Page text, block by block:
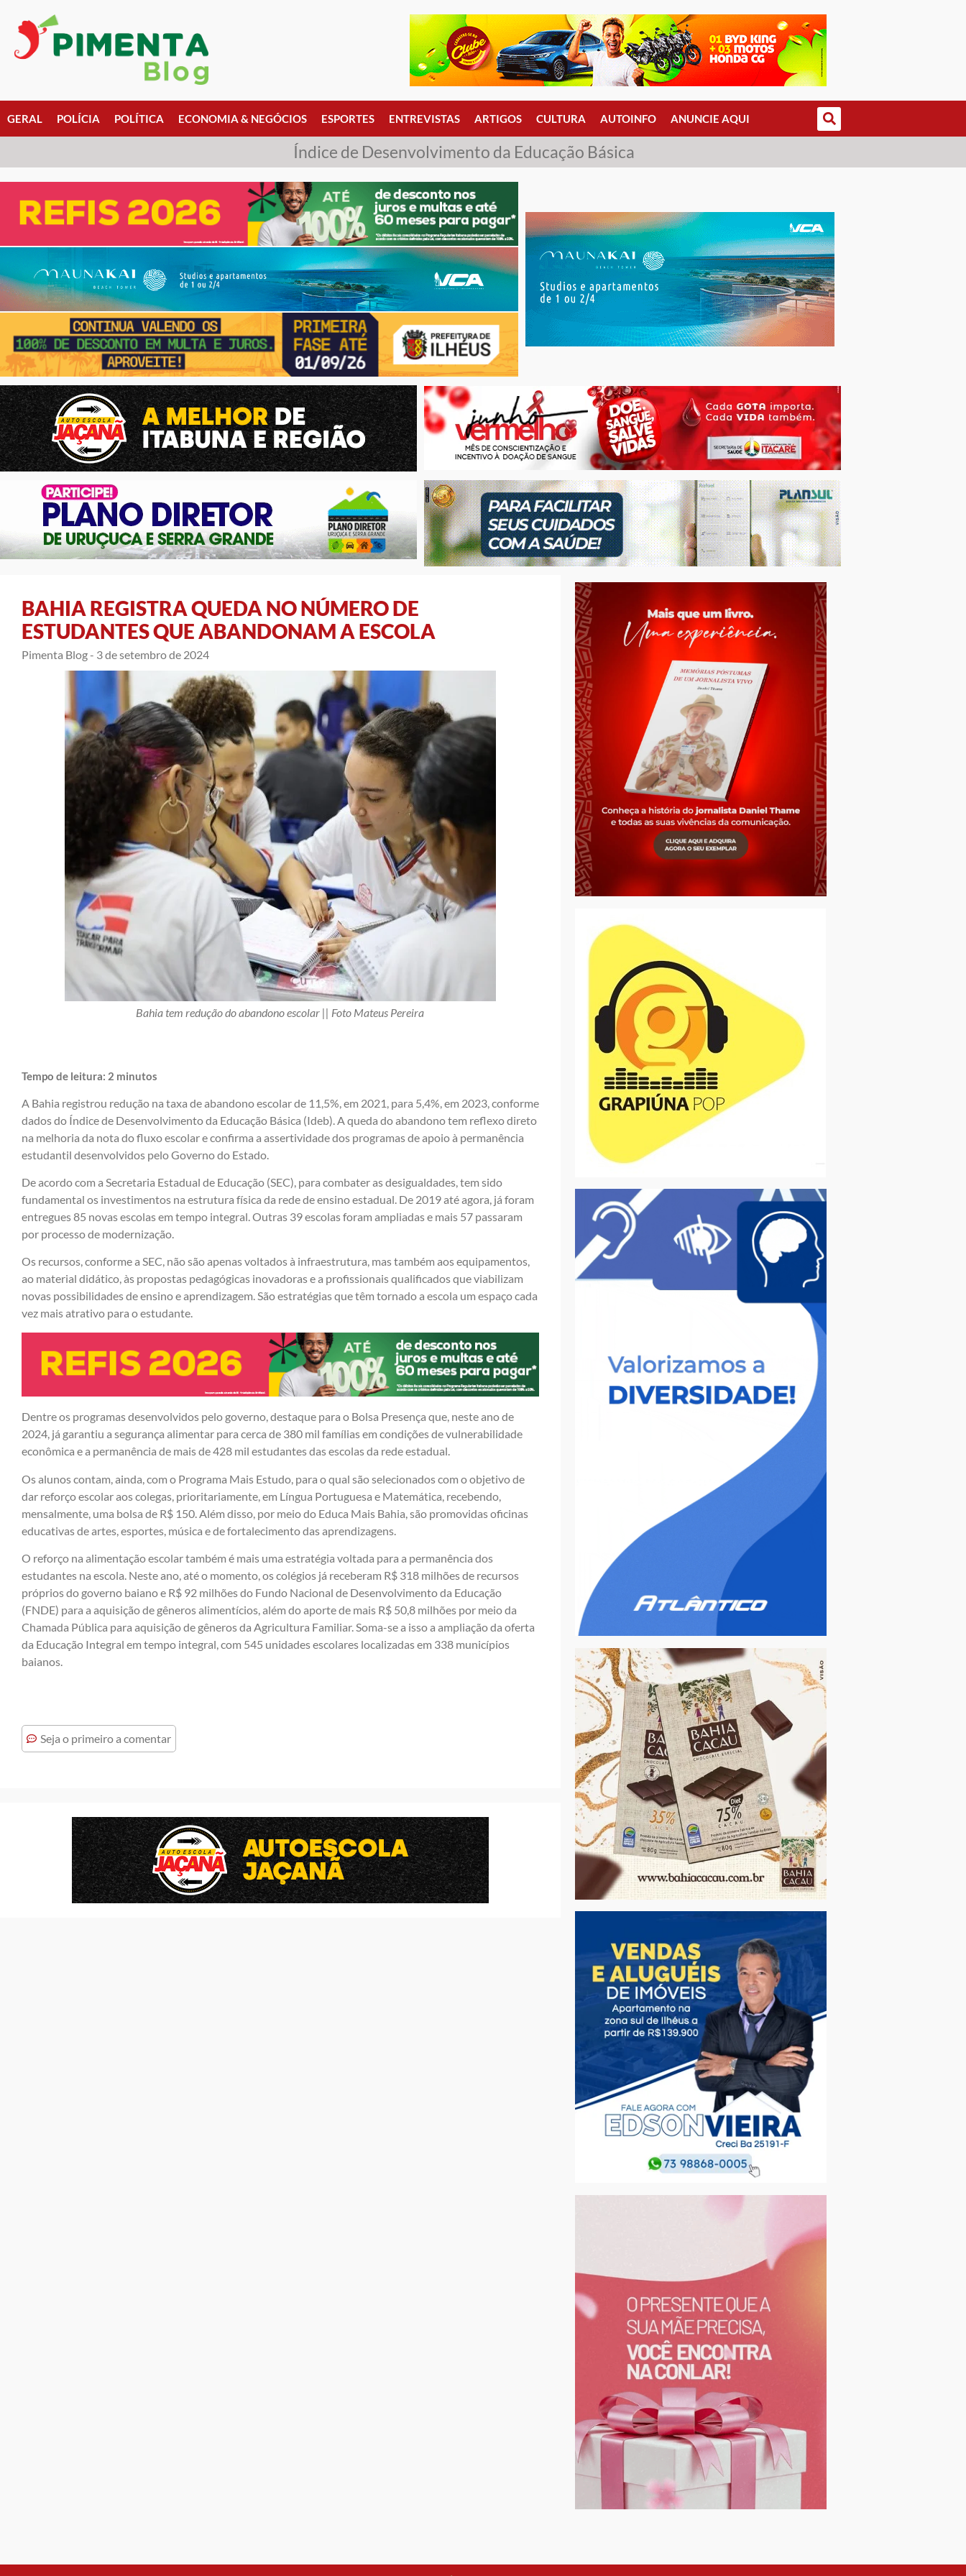
GERAL POLÍCIA POLÍTICA ECONOMIA & NEGÓCIOS ESPORTES ENTREVISTAS ARTIGOS CULTURA AUTOINFO ANUNCIE AQUI
Índice de Desenvolvimento da Educação Básica
BAHIA REGISTRA QUEDA NO NÚMERO DE
ESTUDANTES QUE ABANDONAM A ESCOLA
Pimenta Blog - 3 de setembro de 2024
Bahia tem redução do abandono escolar || Foto Mateus Pereira
Tempo de leitura: 2 minutos
A Bahia registrou redução na taxa de abandono escolar de 11,5%, em 2021, para 5,4%, em 2023, conforme
dados do Índice de Desenvolvimento da Educação Básica (Ideb). A queda do abandono tem reflexo direto
na melhoria da nota do fluxo escolar e confirma a assertividade dos programas de apoio à permanência
estudantil desenvolvidos pelo Governo do Estado.
De acordo com a Secretaria Estadual de Educação (SEC), para combater as desigualdades, tem sido
fundamental os investimentos na estrutura física da rede de ensino estadual. De 2019 até agora, já foram
entregues 85 novas escolas em tempo integral. Outras 39 escolas foram ampliadas e mais 57 passaram
por processo de modernização.
Os recursos, conforme a SEC, não são apenas voltados à infraestrutura, mas também aos equipamentos,
ao material didático, às propostas pedagógicas inovadoras e a profissionais qualificados que viabilizam
novas possibilidades de ensino e aprendizagem. São estratégias que têm tornado a escola um espaço cada
vez mais atrativo para o estudante.
Dentre os programas desenvolvidos pelo governo, destaque para o Bolsa Presença que, neste ano de
2024, já garantiu a segurança alimentar para cerca de 380 mil famílias em condições de vulnerabilidade
econômica e a permanência de mais de 428 mil estudantes das escolas da rede estadual.
Os alunos contam, ainda, com o Programa Mais Estudo, para o qual são selecionados com o objetivo de
dar reforço escolar aos colegas, prioritariamente, em Língua Portuguesa e Matemática, recebendo,
mensalmente, uma bolsa de R$ 150. Além disso, por meio do Educa Mais Bahia, são promovidas oficinas
educativas de artes, esportes, música e de fortalecimento das aprendizagens.
O reforço na alimentação escolar também é mais uma estratégia voltada para a permanência dos
estudantes na escola. Neste ano, até o momento, os colégios já receberam R$ 318 milhões de recursos
próprios do governo baiano e R$ 92 milhões do Fundo Nacional de Desenvolvimento da Educação
(FNDE) para a aquisição de gêneros alimentícios, além do aporte de mais R$ 50,8 milhões por meio da
Chamada Pública para aquisição de gêneros da Agricultura Familiar. Soma-se a isso a ampliação da oferta
da Educação Integral em tempo integral, com 545 unidades escolares localizadas em 338 municípios
baianos.
Seja o primeiro a comentar